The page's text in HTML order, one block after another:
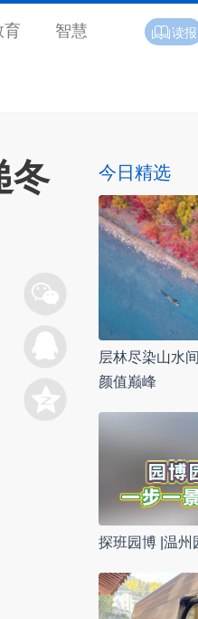
育 智慧 读报
冬
今日精选
层林尽染山水
颜值巅峰
探班园博 |温州